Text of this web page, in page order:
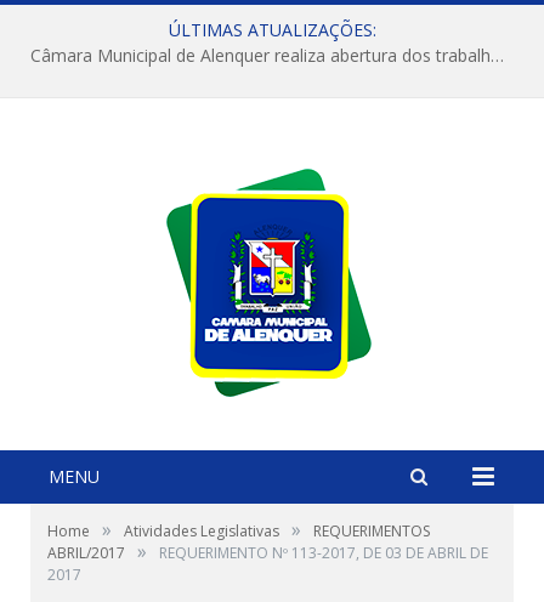
ÚLTIMAS ATUALIZAÇÕES:
Câmara Municipal de Alenquer realiza abertura dos trabalhos do 4º Período Legislativo
MENU
Home » Atividades Legislativas »
REQUERIMENTOS
ABRIL/2017
»
REQUERIMENTO Nº 113-2017, DE 03 DE ABRIL DE
2017